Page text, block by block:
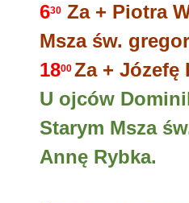
630 Za + Piotra
Msza św.
1800 Za + Józefę
U ojców
Starym Msza
Annę Rybka.